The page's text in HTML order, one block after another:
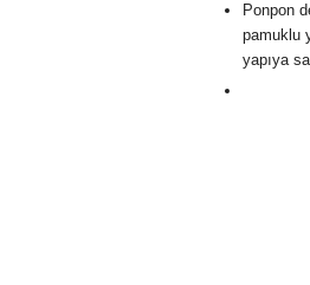
Ponpon
pamuklu
yapıya